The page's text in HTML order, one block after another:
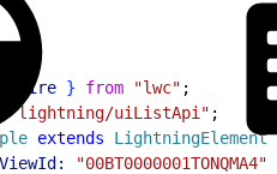
wire } from "lwc" ;
"lightning/uiListApi" ;
extends LightningElement
"00BT0000001TONQMA4"